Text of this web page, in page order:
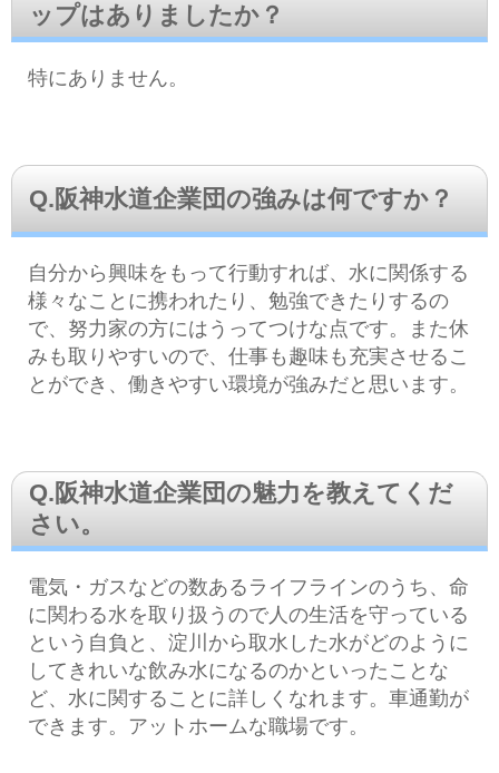
ップはありましたか？
特にありません。
Q.阪神水道企業団の強みは何ですか？
自分から興味をもって行動すれば、水に関係する
様々なことに携われたり、勉強できたりするの
で、努力家の方にはうってつけな点です。また休
みも取りやすいので、仕事も趣味も充実させるこ
とができ、働きやすい環境が強みだと思います。
Q.阪神水道企業団の魅力を教えてくだ
さい。
電気・ガスなどの数あるライフラインのうち、命
に関わる水を取り扱うので人の生活を守っている
という自負と、淀川から取水した水がどのように
してきれいな飲み水になるのかといったことな
ど、水に関することに詳しくなれます。車通勤が
できます。アットホームな職場です。